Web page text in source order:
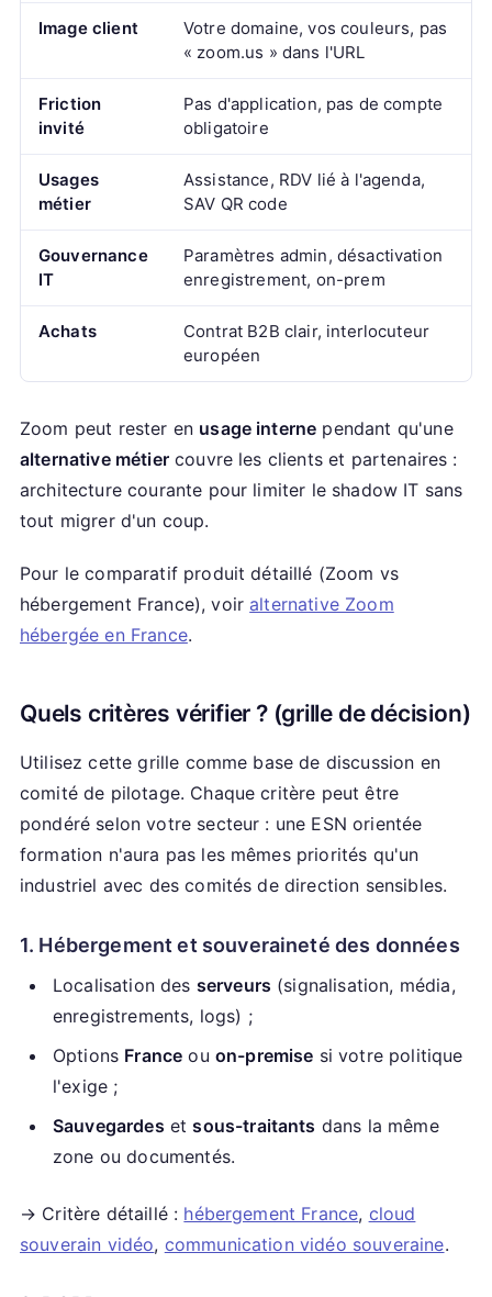
Image client
Votre domaine, vos couleurs, pas
« zoom.us » dans l'URL
Friction
invité
Pas d'application, pas de compte
obligatoire
Usages
métier
Assistance, RDV lié à l'agenda,
SAV QR code
Gouvernance
IT
Paramètres admin, désactivation
enregistrement, on-prem
Achats
Contrat B2B clair, interlocuteur
européen
Zoom peut rester en usage interne pendant qu'une
alternative métiercouvre les clients et partenaires :
architecture courante pour limiter le shadow IT sans
tout migrer d'un coup.
Pour le comparatif produit détaillé (Zoom vs
hébergement France), voir alternative Zoom
hébergée en France.
Quels critères vérifier ? (grille de décision)
Utilisez cette grille comme base de discussion en
comité de pilotage. Chaque critère peut être
pondéré selon votre secteur : une ESN orientée
formation n'aura pas les mêmes priorités qu'un
industriel avec des comités de direction sensibles.
1. Hébergement et souveraineté des données
Localisation des serveurs (signalisation, média,
enregistrements, logs) ;
Options France ou on-premise si votre politique
l'exige ;
Sauvegardes etsous-traitants dans la même
zone ou documentés.
→ Critère détaillé : hébergement France, cloud
souverain vidéo, communication vidéo souveraine.